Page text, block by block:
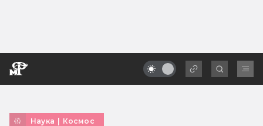
Наука | Космос